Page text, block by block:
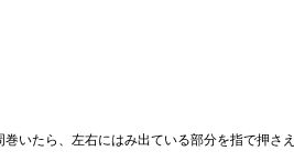
いたら、左右にはみ出ている部分を指で押さ